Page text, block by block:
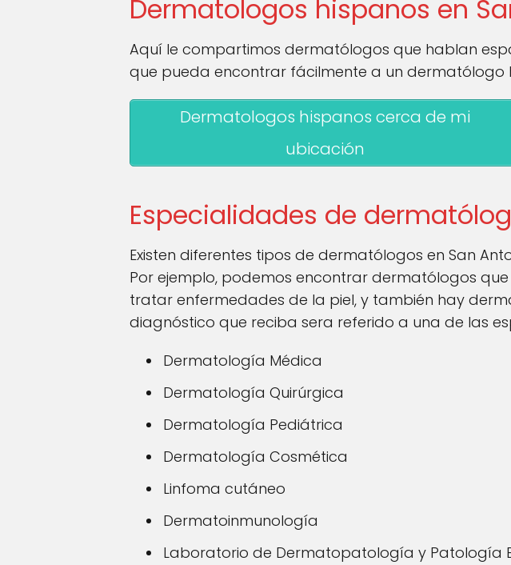
Dermatologos hispanos en
Aquí le compartimos dermatólogos que hablan
que pueda encontrar fácilmente a un dermatólogo
Dermatologos hispanos cerca de mi
ubicación
Especialidades de
Existen diferentes tipos de dermatólogos en San
Por ejemplo, podemos encontrar dermatólogos
tratar enfermedades de la piel, y también hay
diagnóstico que reciba sera referido a una de las
Dermatología Médica
Dermatología Quirúrgica
Dermatología Pediátrica
Dermatología Cosmética
Linfoma cutáneo
Dermatoinmunología
Laboratorio de Dermatopatología y Patología